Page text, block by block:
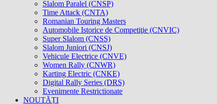
Slalom Paralel (CNSP)
Time Attack (CNTA)
Romanian Touring Masters
Automobile Istorice de Competiţie (CNVIC)
Super Slalom (CNSS)
Slalom Juniori (CNSJ)
Vehicule Electrice (CNVE)
Women Rally (CNWR)
Karting Electric (CNKE)
Digital Rally Series (DRS)
Evenimente Restrictionate
NOUTĂȚI